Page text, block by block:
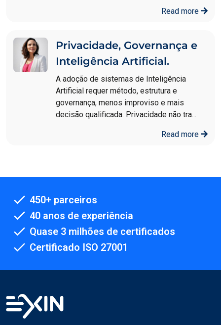
Read more
Privacidade, Governança e
Inteligência Artificial.
A adoção de sistemas de Inteligência
Artificial requer método, estrutura e
governança, menos improviso e mais
decisão qualificada. Privacidade não tra...
Read more
450+ parceiros
40 anos de experiência
Quase 3 milhões de certificados
Certificado ISO 27001